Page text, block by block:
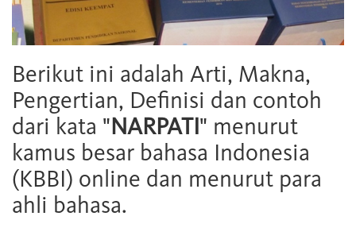
Berikut ini adalah Arti, Makna,
Pengertian, Definisi dan contoh
dari kata "NARPATI" menurut
kamus besar bahasa Indonesia
(KBBI) online dan menurut para
ahli bahasa.